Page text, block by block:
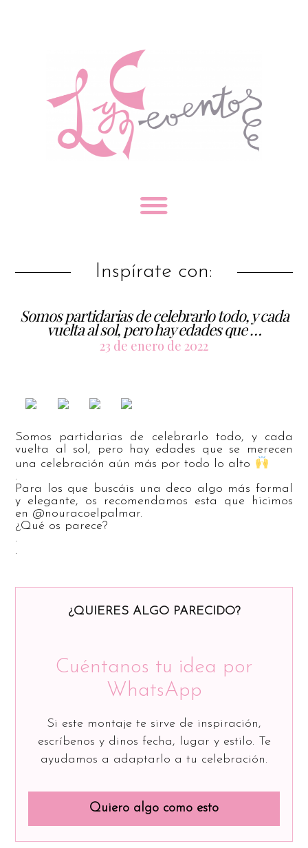
Inspírate con:
Somos partidarias de celebrarlo todo, y cada
vuelta al sol, pero hay edades que …
23 de enero de 2022
Somos partidarias de celebrarlo todo, y cada
vuelta al sol, pero hay edades que se merecen
una celebración aún más por todo lo alto
.
Para los que buscáis una deco algo más formal
y elegante, os recomendamos esta que hicimos
en @nouracoelpalmar.
¿Qué os parece?
.
.
¿QUIERES ALGO PARECIDO?
Cuéntanos tu idea por
WhatsApp
Si este montaje te sirve de inspiración,
escríbenos y dinos fecha, lugar y estilo. Te
ayudamos a adaptarlo a tu celebración.
Quiero algo como esto